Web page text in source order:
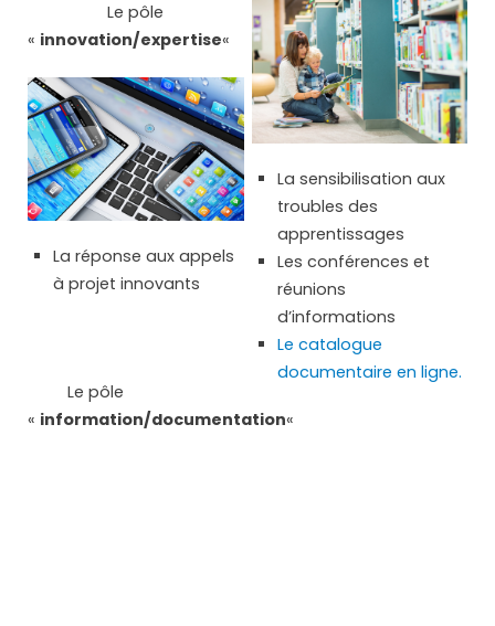
Le pôle
« innovation/expertise«
La réponse aux appels
à projet innovants
Le pôle
« information/documentation«
La sensibilisation aux
troubles des
apprentissages
Les conférences et
réunions
d’informations
Le catalogue
documentaire en ligne.